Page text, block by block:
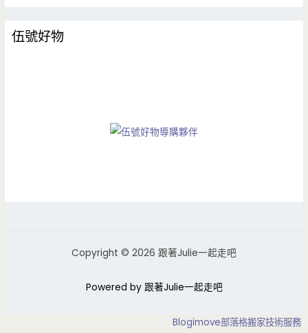
伍號好物
Copyright © 2026 跟著Julie一起走吧
Powered by 跟著Julie一起走吧
Blogimove部落格搬家技術服務